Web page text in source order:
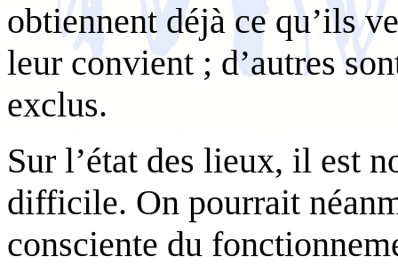
obtiennent déjà ce qu’ils
leur convient ; d’autres
exclus.
Sur l’état des lieux, il est
difficile. On pourrait
consciente du